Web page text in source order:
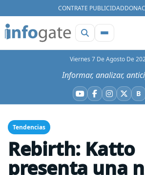
CONTRATE PUBLICIDAD
Viernes 7 De Agosto De
Informar, analizar,
YouTube
Facebook
X B
Tendencias
Rebirth: Katto
presenta una